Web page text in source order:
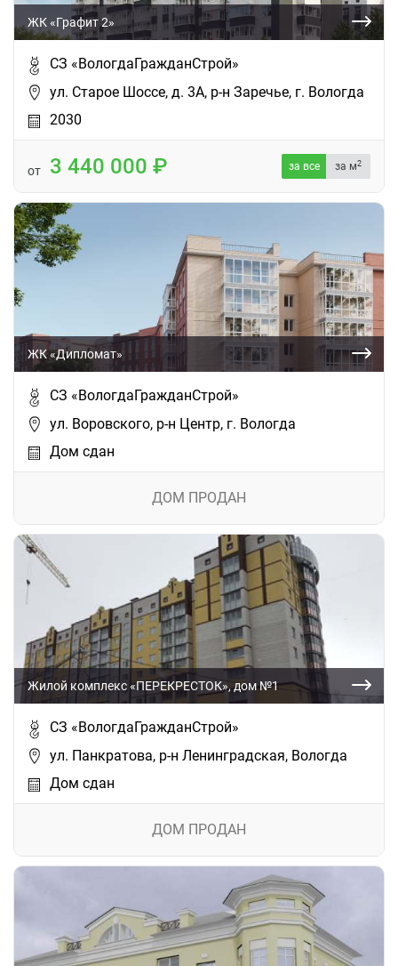
ЖК «Графит 2»
СЗ «ВологдаГражданСтрой»
ул. Старое Шоссе, д. 3А, р-н Заречье, г. Вологда
2030
от 3 440 000 за все за м2
ЖК «Дипломат»
СЗ «ВологдаГражданСтрой»
ул. Воровского, р-н Центр, г. Вологда
Дом сдан
ДОМ ПРОДАН
Жилой комплекс «ПЕРЕКРЕСТОК», дом №1
СЗ «ВологдаГражданСтрой»
ул. Панкратова, р-н Ленинградская, Вологда
Дом сдан
ДОМ ПРОДАН